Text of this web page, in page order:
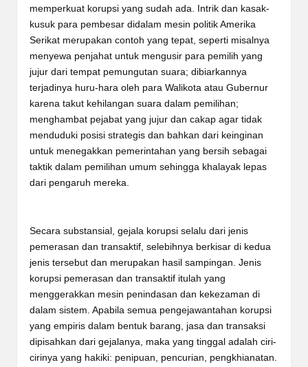
memperkuat korupsi yang sudah ada. Intrik dan kasak-
kusuk para pembesar didalam mesin politik Amerika
Serikat merupakan contoh yang tepat, seperti misalnya
menyewa penjahat untuk mengusir para pemilih yang
jujur dari tempat pemungutan suara; dibiarkannya
terjadinya huru-hara oleh para Walikota atau Gubernur
karena takut kehilangan suara dalam pemilihan;
menghambat pejabat yang jujur dan cakap agar tidak
menduduki posisi strategis dan bahkan dari keinginan
untuk menegakkan pemerintahan yang bersih sebagai
taktik dalam pemilihan umum sehingga khalayak lepas
dari pengaruh mereka.
Secara substansial, gejala korupsi selalu dari jenis
pemerasan dan transaktif, selebihnya berkisar di kedua
jenis tersebut dan merupakan hasil sampingan. Jenis
korupsi pemerasan dan transaktif itulah yang
menggerakkan mesin penindasan dan kekezaman di
dalam sistem. Apabila semua pengejawantahan korupsi
yang empiris dalam bentuk barang, jasa dan transaksi
dipisahkan dari gejalanya, maka yang tinggal adalah ciri-
cirinya yang hakiki: penipuan, pencurian, pengkhianatan.